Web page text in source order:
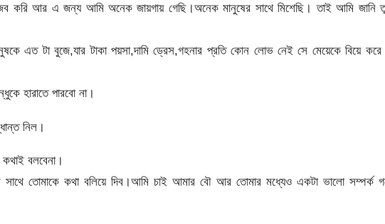
আর এ জন্য আমি অনেক জায়গায় গেছি।অনেক মানুষের সাথে মিশেছি। তাই আমি জানি
এত টা বুজে,যার টাকা পয়সা,দামি ড্রেস,গহনার প্রতি কোন লোভ নেই সে মেয়েকে বিয়ে করে
হারাতে পারবো না।
নিল।
বলবেনা।
তোমাকে কথা বলিয়ে দিব।আমি চাই আমার বৌ আর তোমার মধ্যেও একটা ভালো সম্পর্ক